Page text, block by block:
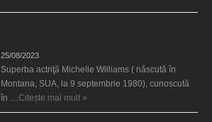
25/08/2023
Superba actriţă Michelle Williams ( născută în
Montana, SUA, la 9 septembrie 1980), cunoscută
în … Citește mai mult »